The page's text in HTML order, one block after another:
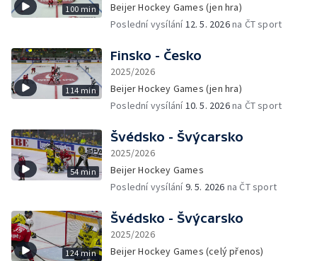
100 min
Beijer Hockey Games (jen hra)
Poslední vysílání12. 5. 2026na ČT sport
114 min
Finsko - Česko
2025/2026
Beijer Hockey Games (jen hra)
Poslední vysílání10. 5. 2026na ČT sport
54 min
Švédsko - Švýcarsko
2025/2026
Beijer Hockey Games
Poslední vysílání9. 5. 2026 na ČT sport
124 min
Švédsko - Švýcarsko
2025/2026
Beijer Hockey Games (celý přenos)